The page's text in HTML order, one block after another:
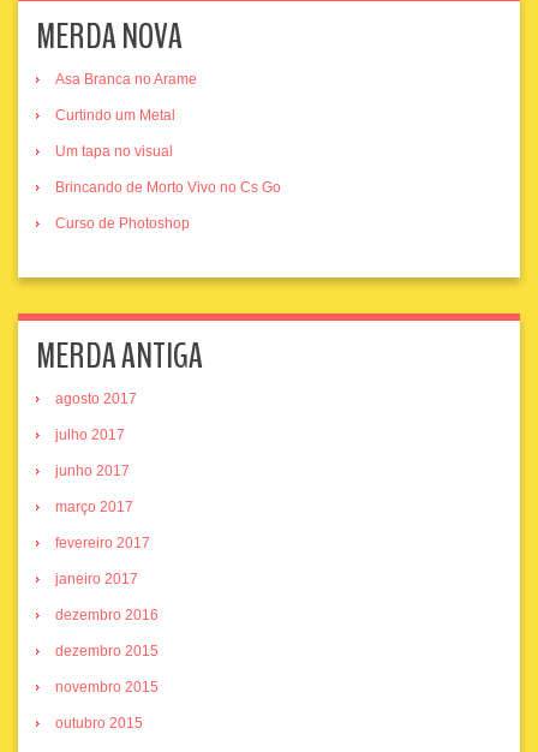
MERDA NOVA
Asa Branca no Arame
Curtindo um Metal
Um tapa no visual
Brincando de Morto Vivo no Cs Go
Curso de Photoshop
MERDA ANTIGA
agosto 2017
julho 2017
junho 2017
março 2017
fevereiro 2017
janeiro 2017
dezembro 2016
dezembro 2015
novembro 2015
outubro 2015